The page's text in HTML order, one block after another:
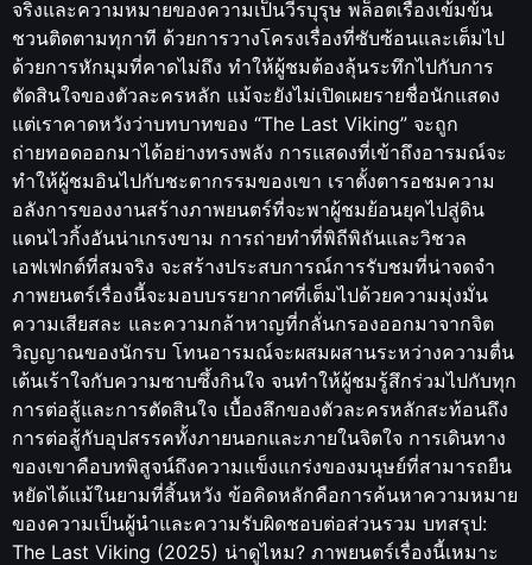
จริงและความหมายของความเป็นวีรบุรุษ พล็อตเรื่องเข้มข้น
ชวนติดตามทุกาที ด้วยการวางโครงเรื่องที่ซับซ้อนและเต็มไป
ด้วยการหักมุมที่คาดไม่ถึง ทำให้ผู้ชมต้องลุ้นระทึกไปกับการ
ตัดสินใจของตัวละครหลัก แม้จะยังไม่เปิดเผยรายชื่อนักแสดง
แต่เราคาดหวังว่าบทบาทของ “The Last Viking” จะถูก
ถ่ายทอดออกมาได้อย่างทรงพลัง การแสดงที่เข้าถึงอารมณ์จะ
ทำให้ผู้ชมอินไปกับชะตากรรมของเขา เราตั้งตารอชมความ
อลังการของงานสร้างภาพยนตร์ที่จะพาผู้ชมย้อนยุคไปสู่ดิน
แดนไวกิ้งอันน่าเกรงขาม การถ่ายทำที่พิถีพิถันและวิชวล
เอฟเฟกต์ที่สมจริง จะสร้างประสบการณ์การรับชมที่น่าจดจำ
ภาพยนตร์เรื่องนี้จะมอบบรรยากาศที่เต็มไปด้วยความมุ่งมั่น
ความเสียสละ และความกล้าหาญที่กลั่นกรองออกมาจากจิต
วิญญาณของนักรบ โทนอารมณ์จะผสมผสานระหว่างความตื่น
เต้นเร้าใจกับความซาบซึ้งกินใจ จนทำให้ผู้ชมรู้สึกร่วมไปกับทุก
การต่อสู้และการตัดสินใจ เบื้องลึกของตัวละครหลักสะท้อนถึง
การต่อสู้กับอุปสรรคทั้งภายนอกและภายในจิตใจ การเดินทาง
ของเขาคือบทพิสูจน์ถึงความแข็งแกร่งของมนุษย์ที่สามารถยืน
หยัดได้แม้ในยามที่สิ้นหวัง ข้อคิดหลักคือการค้นหาความหมาย
ของความเป็นผู้นำและความรับผิดชอบต่อส่วนรวม บทสรุป:
The Last Viking (2025) น่าดูไหม? ภาพยนตร์เรื่องนี้เหมาะ